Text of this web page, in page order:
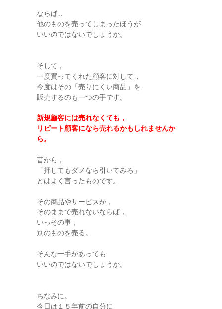
ならば…
他のものを売ってしまったほうが
いいのではないでしょうか。
そして，
一度買ってくれた顧客に対して，
今度はその「売りにくい商品」を
販売するのも一つの手です。
新規顧客には売れなくても，
リピート顧客になら売れるかもしれませんか
ら。
昔から，
「押してもダメなら引いてみろ」
とはよく言ったものです。
その商品やサービスが，
そのままで売れないならば，
いっその事，
別のものを売る。
そんな一手があっても
いいのではないでしょうか。
ちなみに。
今日は１５年前の自分に